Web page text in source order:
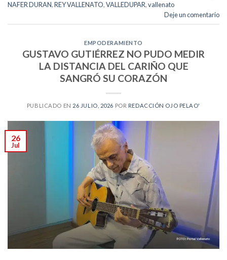
NAFER DURAN,REY VALLENATO,VALLEDUPAR,vallenato
Deje un comentario
EMPODERAMIENTO
GUSTAVO GUTIÉRREZ NO PUDO MEDIR
LA DISTANCIA DEL CARIÑO QUE
SANGRÓ SU CORAZÓN
PUBLICADO EN 26 JULIO, 2026 POR REDACCIÓN OJO PELAO'
26
Jul